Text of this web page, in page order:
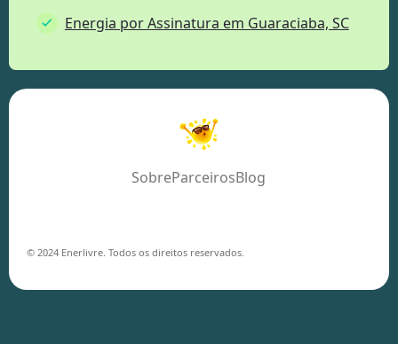
Energia por Assinatura em Guaraciaba, SC
© 2024 Enerlivre. Todos os direitos reservados.
SobreParceirosBlog